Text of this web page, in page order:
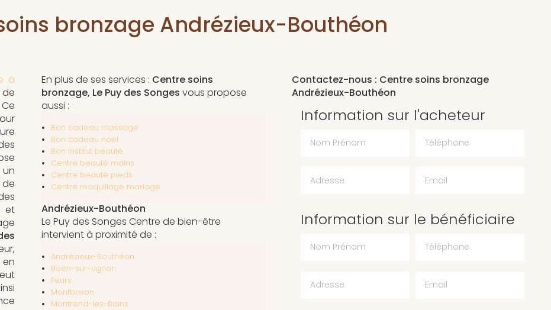
bronzage Andrézieux-Bouthéon
à
et
En plus de ses services : Centre soins
bronzage, Le Puy des Songes vous propose
aussi :
Bon cadeau massage
Bon cadeau noël
Bon institut beauté
Centre beauté mains
Centre beauté pieds
Centre maquillage mariage
Andrézieux-Bouthéon
Le Puy des Songes Centre de bien-être
intervient à proximité de :
Andrézieux-Bouthéon
Boën-sur-Lignon
Feurs
Montbrison
Montrond-les-Bains
Contactez-nous : Centre soins bronzage
Andrézieux-Bouthéon
Information sur l'acheteur
Information sur le bénéficiaire